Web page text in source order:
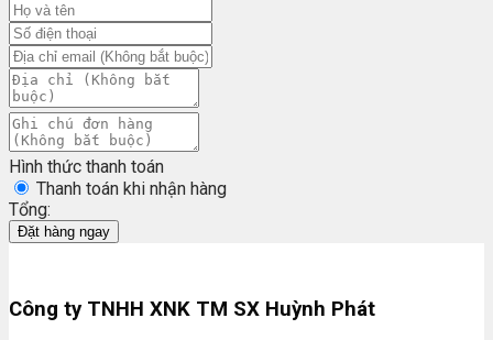
Hình thức thanh toán
Thanh toán khi nhận hàng
Tổng:
Đặt hàng ngay
Công ty TNHH XNK TM SX Huỳnh Phát